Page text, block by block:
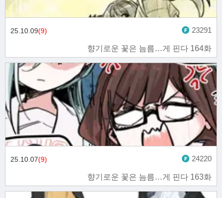
향기로운 꽃은 늠름…게 핀다 164화
25.10.09(9) 23291
향기로운 꽃은 늠름…게 핀다 163화
25.10.07(9) 24220